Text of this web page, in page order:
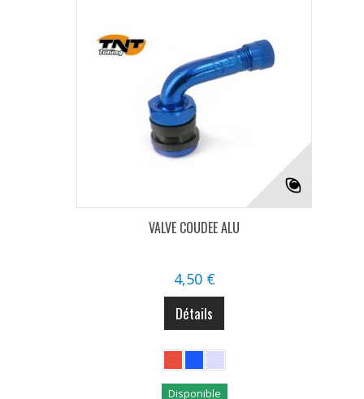
VALVE COUDEE ALU
4,50 €
Détails
Disponible